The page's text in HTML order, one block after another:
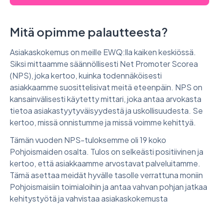
Mitä opimme palautteesta?
Asiakaskokemus on meille EWQ:lla kaiken keskiössä.
Siksi mittaamme säännöllisesti Net Promoter Scorea
(NPS), joka kertoo, kuinka todennäköisesti
asiakkaamme suosittelisivat meitä eteenpäin. NPS on
kansainvälisesti käytetty mittari, joka antaa arvokasta
tietoa asiakastyytyväisyydestä ja uskollisuudesta. Se
kertoo, missä onnistumme ja missä voimme kehittyä.
Tämän vuoden NPS-tuloksemme oli 19 koko
Pohjoismaiden osalta. Tulos on selkeästi positiivinen ja
kertoo, että asiakkaamme arvostavat palveluitamme.
Tämä asettaa meidät hyvälle tasolle verrattuna moniin
Pohjoismaisiin toimialoihin ja antaa vahvan pohjan jatkaa
kehitystyötä ja vahvistaa asiakaskokemusta